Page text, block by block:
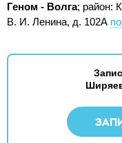
Геном - Волга; район:
В. И. Ленина, д. 102А